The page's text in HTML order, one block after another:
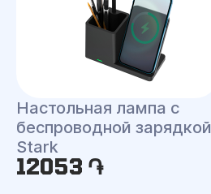
Настольная лампа с
беспроводной зарядкой
Stark
12053 ֏